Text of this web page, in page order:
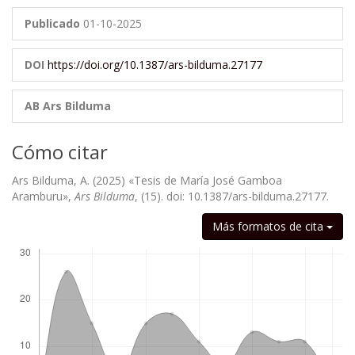
Publicado 01-10-2025
DOI https://doi.org/10.1387/ars-bilduma.27177
AB Ars Bilduma
Cómo citar
Ars Bilduma, A. (2025) «Tesis de María José Gamboa
Aramburu»,Ars Bilduma, (15). doi: 10.1387/ars-bilduma.27177.
Más formatos de cita